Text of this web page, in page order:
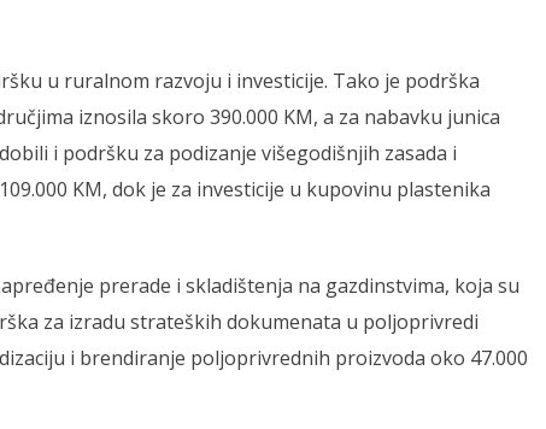
u ruralnom razvoju i investicije. Tako je podrška
iznosila skoro 390.000 KM, a za nabavku junica
i podršku za podizanje višegodišnjih zasada i
KM, dok je za investicije u kupovinu plastenika
prerade i skladištenja na gazdinstvima, koja su
za izradu strateških dokumenata u poljoprivredi
i brendiranje poljoprivrednih proizvoda oko 47.000